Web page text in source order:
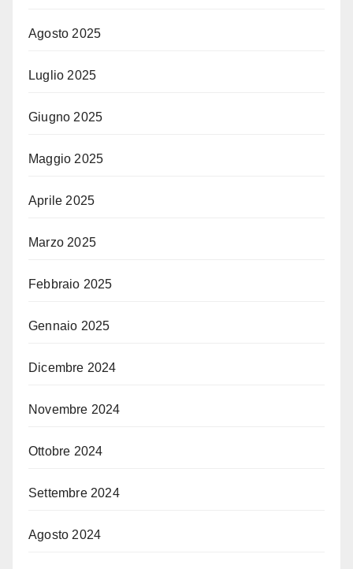
Agosto 2025
Luglio 2025
Giugno 2025
Maggio 2025
Aprile 2025
Marzo 2025
Febbraio 2025
Gennaio 2025
Dicembre 2024
Novembre 2024
Ottobre 2024
Settembre 2024
Agosto 2024